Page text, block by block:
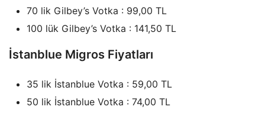
70 lik Gilbey’s Votka : 99,00 TL
100 lük Gilbey’s Votka : 141,50 TL
İstanblue Migros Fiyatları
35 lik İstanblue Votka : 59,00 TL
50 lik İstanblue Votka : 74,00 TL